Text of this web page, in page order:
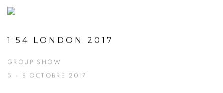
1:54 LONDON 2017
GROUP SHOW
5 - 8 OCTOBRE 2017